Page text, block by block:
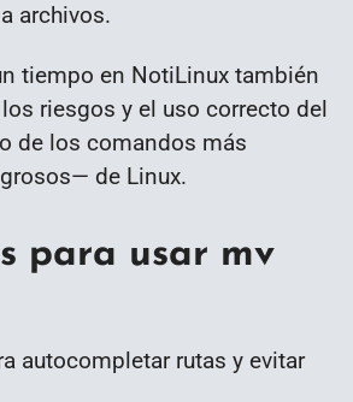
archivos.
tiempo en NotiLinux también
riesgos y el uso correcto del
de los comandos más
de Linux.
para usar mv
autocompletar rutas y evitar